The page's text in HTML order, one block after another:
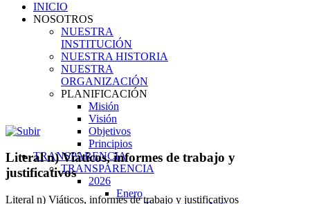
INICIO
NOSOTROS
NUESTRA
INSTITUCIÓN
NUESTRA HISTORIA
NUESTRA
ORGANIZACIÓN
PLANIFICACIÓN
Misión
Visión
Objetivos
Principios
TRANSPARENCIA
TRANSPARENCIA
2026
Enero
Literal n) Viáticos, informes de trabajo y
justificativos
Literal n) Viáticos, informes de trabajo y justificativos